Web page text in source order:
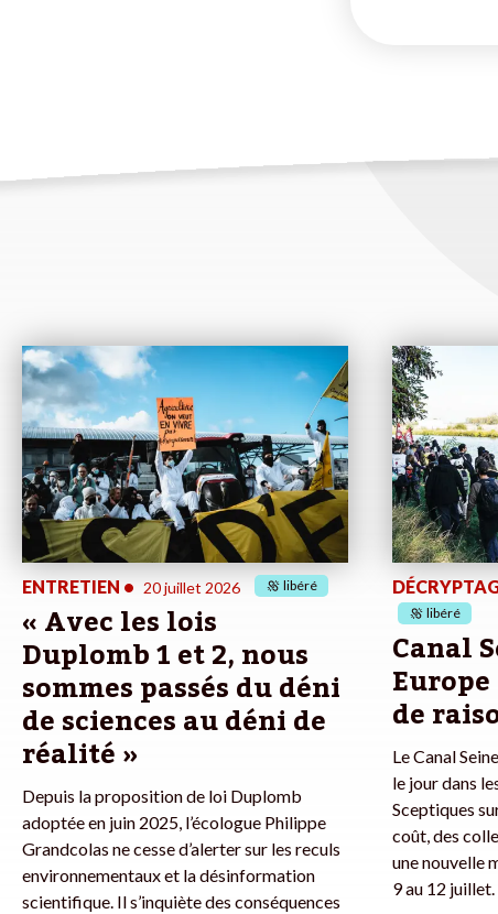
ENTRETIEN • 20 juillet 2026 libéré
« Avec les lois
Duplomb 1 et 2, nous
sommes passés du déni
de sciences au déni de
réalité »
Depuis la proposition de loi Duplomb
adoptée en juin 2025, l’écologue Philippe
Grandcolas ne cesse d’alerter sur les reculs
environnementaux et la désinformation
scientifique. Il s’inquiète des conséquences
libéré
Canal
de
Le Canal
le jour dans
Sceptiques
coût, des
une nouvelle
9 au 12 juillet.